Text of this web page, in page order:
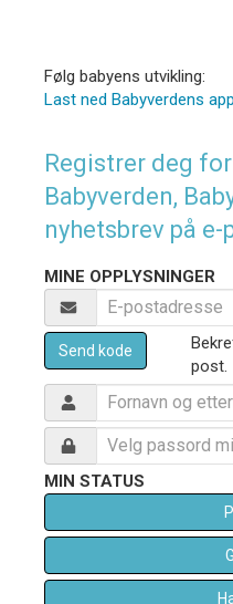
Følg babyens utvikling:
Last ned Babyverdens
Registrer deg
Babyverden,
nyhetsbrev på e-
MINE OPPLYSNINGER
Send kode
post.
MIN STATUS